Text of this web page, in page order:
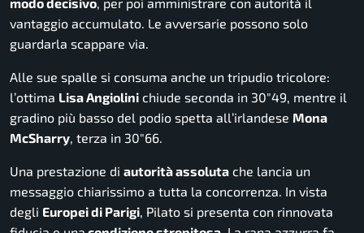
vantaggio accumulato. Le avversarie possono solo
guardarla scappare via.
Alle sue spalle si consuma anche un tripudio tricolore:
l’ottima Lisa Angiolini chiude seconda in 30″49, mentre il
gradino più basso del podio spetta all’irlandese Mona
McSharry, terza in 30″66.
Una prestazione di autorità assoluta che lancia un
messaggio chiarissimo a tutta la concorrenza. In vista
degli Europei di Parigi, Pilato si presenta con rinnovata